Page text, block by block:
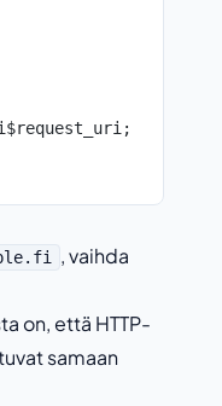
, vaihda
on, että HTTP-
samaan